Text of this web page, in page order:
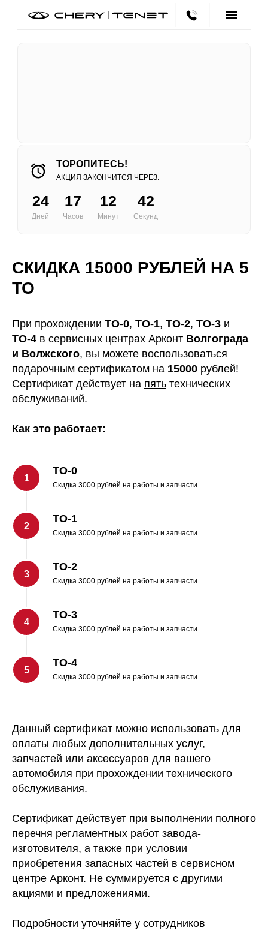
ТОРОПИТЕСЬ!
АКЦИЯ ЗАКОНЧИТСЯ ЧЕРЕЗ:
* Нажимая на кнопку, Вы даете
ОСТАВЬТЕ ЗАЯВКУ, ПРОКОНСУЛЬТИРУЕМ
ПО ЛЮБОМУ ВОПРОСУ.
Дней
24
Часов
17
Минут
12
Секунд
42
СКИДКА 15000 РУБЛЕЙ НА 5
ТО
При прохождении ТО-0, ТО-1, ТО-2, ТО-3 и
ТО-4 в сервисных центрах Арконт Волгограда
и Волжского, вы можете воспользоваться
подарочным сертификатом на 15000 рублей!
Сертификат действует на пять технических
обслуживаний.
Как это работает:
ТО-0
Скидка 3000 рублей на работы и запчасти.
ТО-1
Скидка 3000 рублей на работы и запчасти.
ТО-2
Скидка 3000 рублей на работы и запчасти.
ТО-3
Скидка 3000 рублей на работы и запчасти.
ТО-4
Скидка 3000 рублей на работы и запчасти.
Данный сертификат можно использовать для
оплаты любых дополнительных услуг,
запчастей или аксессуаров для вашего
автомобиля при прохождении технического
обслуживания.
Сертификат действует при выполнении полного
перечня регламентных работ завода-
изготовителя, а также при условии
приобретения запасных частей в сервисном
центре Арконт. Не суммируется с другими
акциями и предложениями.
Подробности уточняйте у сотрудников